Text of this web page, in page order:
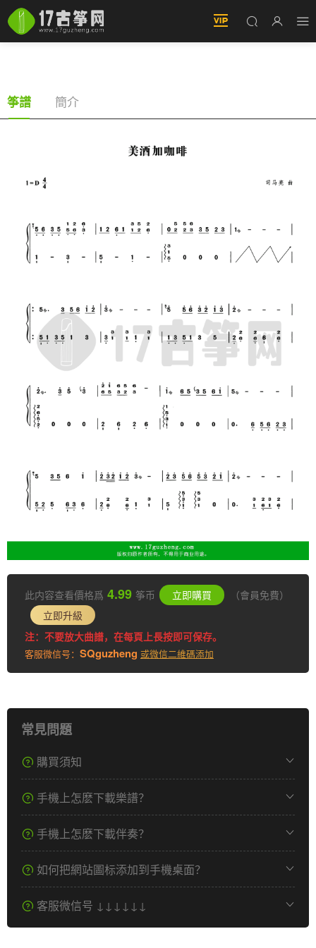
筝譜 簡介
此内容查看價格爲 4.99 筝币 立即購買
（會員免費）
立即升級
注：不要放大曲譜，在每頁上長按即可保存。
客服微信号： SQguzheng 或微信二維碼添加
常見問題
購買須知
手機上怎麽下載樂譜？
手機上怎麽下載伴奏？
如何把網站圖标添加到手機桌面？
客服微信号 ↓↓↓↓↓↓